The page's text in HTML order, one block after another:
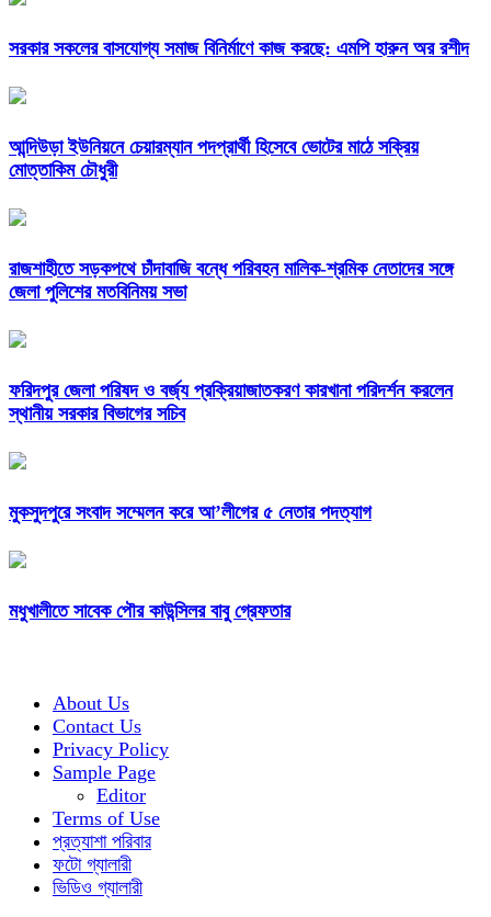
সরকার সকলের বাসযোগ্য সমাজ বিনির্মাণে কাজ করছে: এমপি হারুন অর রশীদ
আন্দিউড়া ইউনিয়নে চেয়ারম্যান পদপ্রার্থী হিসেবে ভোটের মাঠে সক্রিয়
মোত্তাকিম চৌধুরী
রাজশাহীতে সড়কপথে চাঁদাবাজি বন্ধে পরিবহন মালিক-শ্রমিক নেতাদের সঙ্গে
জেলা পুলিশের মতবিনিময় সভা
ফরিদপুর জেলা পরিষদ ও বর্জ্য প্রক্রিয়াজাতকরণ কারখানা পরিদর্শন করলেন
স্থানীয় সরকার বিভাগের সচিব
মুকসুদপুরে সংবাদ সম্মেলন করে আ’লীগের ৫ নেতার পদত্যাগ
মধুখালীতে সাবেক পৌর কাউন্সিলর বাবু গ্রেফতার
About Us
Contact Us
Privacy Policy
Sample Page
Editor
Terms of Use
প্রত্যাশা পরিবার
ফটো গ্যালারী
ভিডিও গ্যালারী